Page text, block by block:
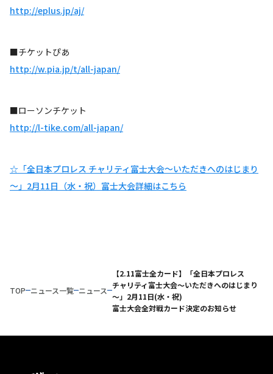
http://eplus.jp/aj/
■チケットぴあ
http://w.pia.jp/t/all-japan/
■ローソンチケット
http://l-tike.com/all-japan/
☆「全日本プロレス チャリティ富士大会～いただきへのはじまり
～」2月11日（水・祝）富士大会詳細はこちら
TOP ニュース一覧 ニュース
【2.11富士全カード】「全日本プロレス
チャリティ富士大会～いただきへのはじまり
～」2月11日(水・祝)
富士大会全対戦カード決定のお知らせ